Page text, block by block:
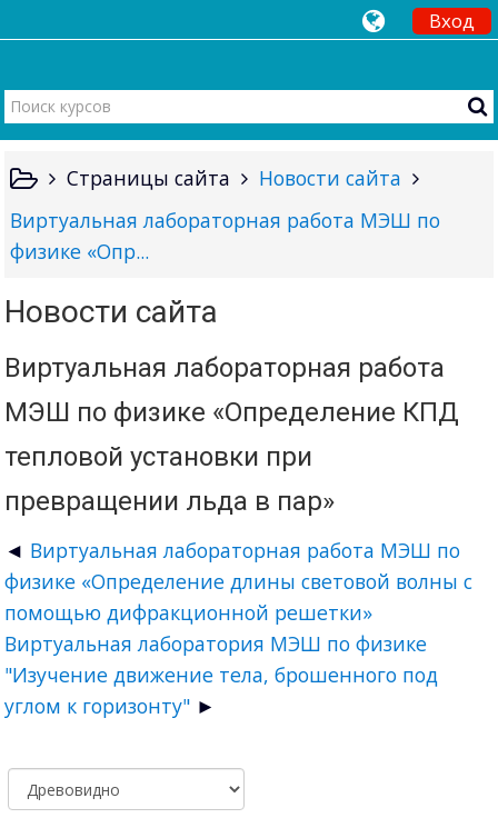
Вход
Страницы сайта
Новости сайта
Виртуальная лабораторная работа МЭШ по
физике «Опр...
Новости сайта
Виртуальная лабораторная работа
МЭШ по физике «Определение КПД
тепловой установки при
превращении льда в пар»
Виртуальная лабораторная работа МЭШ по
физике «Определение длины световой волны с
помощью дифракционной решетки»
Виртуальная лаборатория МЭШ по физике
"Изучение движение тела, брошенного под
углом к горизонту"